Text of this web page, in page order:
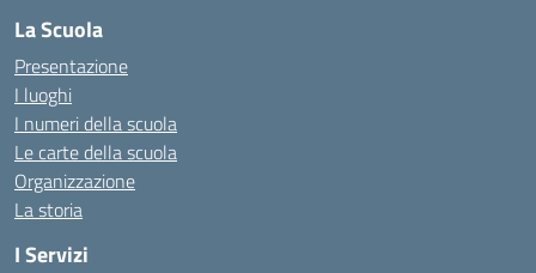
La Scuola
Presentazione
I luoghi
I numeri della scuola
Le carte della scuola
Organizzazione
La storia
I Servizi